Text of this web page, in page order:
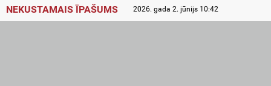
NEKUSTAMAIS ĪPAŠUMS 2026. gada 2. jūnijs 10:42